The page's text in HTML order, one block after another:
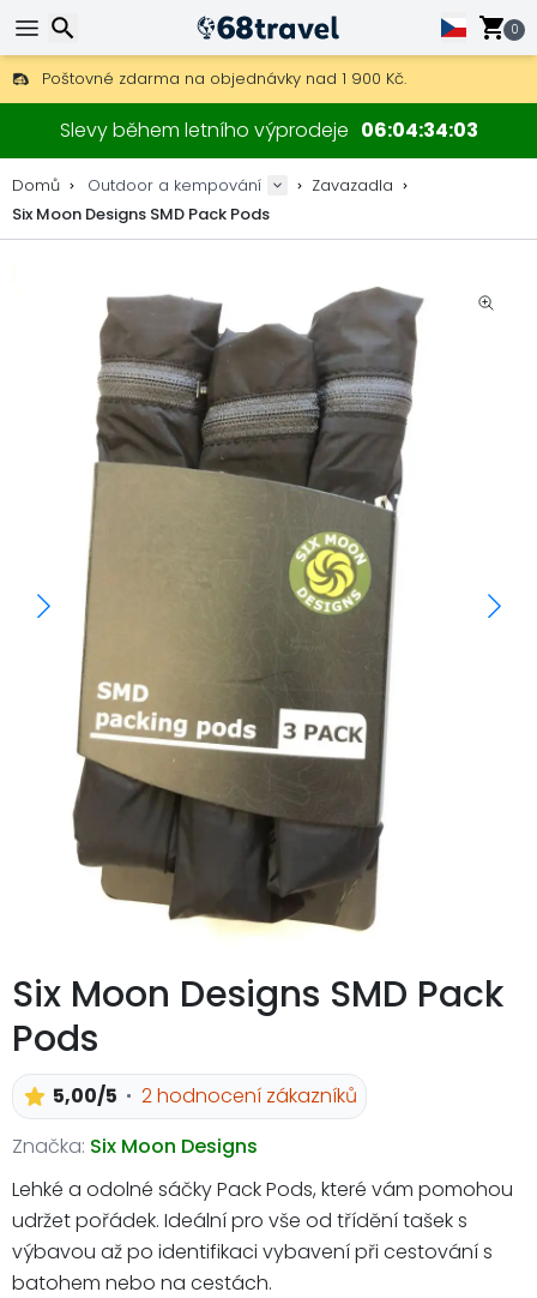
0
Poštovné zdarma na objednávky nad 1 900 Kč.
30 dní na vrácení, 90 dní na dřevěné mapy a dekorace.
Nejlepší ceny na outdoor vybavení a doplňky.
Slevy během letního výprodeje 06043403
Domů Outdoor a kempování
Zavazadla
Six Moon Designs SMD Pack Pods
Six Moon Designs SMD Pack
Pods
5,00/5
2 hodnocení zákazníků
Značka: Six Moon Designs
Lehké a odolné sáčky Pack Pods, které vám pomohou
udržet pořádek. Ideální pro vše od třídění tašek s
výbavou až po identifikaci vybavení při cestování s
batohem nebo na cestách.
Hledat